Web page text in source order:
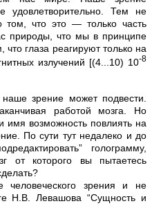
удовлетворительно. Тем не
том, что это — только часть
природы, что мы в принципе
глаза реагируют только на
излучений [(4...10) 10-8
зрение может подвести.
работой мозга. Но
возможность повлиять на
По сути тут недалеко и до
голограмму,
от которого вы пытаетесь
человеческого зрения и не
Н.В. Левашова “Сущность и